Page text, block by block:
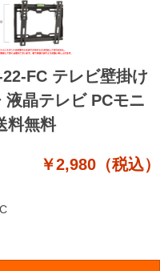
FC テレビ壁掛け
晶テレビ PCモニ
料無料
￥2,980（税込）